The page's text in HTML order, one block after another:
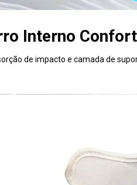
Interno
de impacto e camada de